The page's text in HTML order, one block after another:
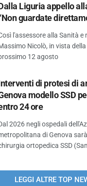
Liguria appello
guardate
l'assessore alla Sanità e
Nicolò, in vista
12 agosto
di protesi di
modello SSD
24 ore
2026 negli ospedali
di Genova
ortopedica SSD
LEGGI ALTRE TOP